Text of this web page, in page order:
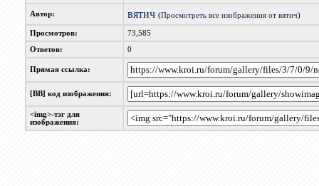
Автор: вятич (Просмотреть все изображения от вятич)
Просмотров: 73,585
Ответов: 0
Прямая ссылка:
[BB] код изображения:
<img>-тэг для
изображения: